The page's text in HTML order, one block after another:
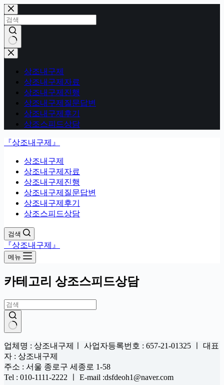
본
문
으
로
건
너
결
상조내구제
상조내구제자료
상조내구제진행
상조내구제질문답변
상조내구제후기
상조스피드상담
『상조내구제』
상조내구제
상조내구제자료
상조내구제진행
상조내구제질문답변
상조내구제후기
상조스피드상담
검색
『상조내구제』
메뉴
카테고리 상조스피드상담
과
없
음
업체명 : 상조내구제ㅣ 사업자등록번호 : 657-21-01325 ㅣ 대표
자 : 상조내구제
주소 : 서울 종로구 세종로 1-58
Tel : 010-1111-2222 ㅣ E-mail :dsfdeoh1@naver.com